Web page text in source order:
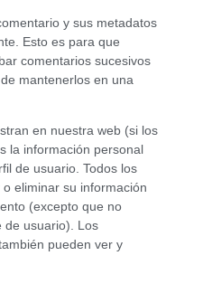
y sus metadatos
Esto es para que
comentarios sucesivos
mantenerlos en una
en nuestra web (si los
la información personal
de usuario. Todos los
eliminar su información
(excepto que no
de usuario). Los
pueden ver y